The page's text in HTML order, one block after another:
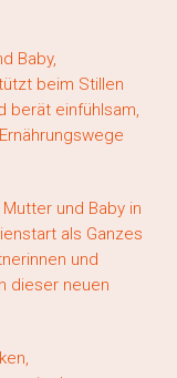
Baby,
beim Stillen
berät einfühlsam,
und Baby in
als Ganzes
und
dieser neuen